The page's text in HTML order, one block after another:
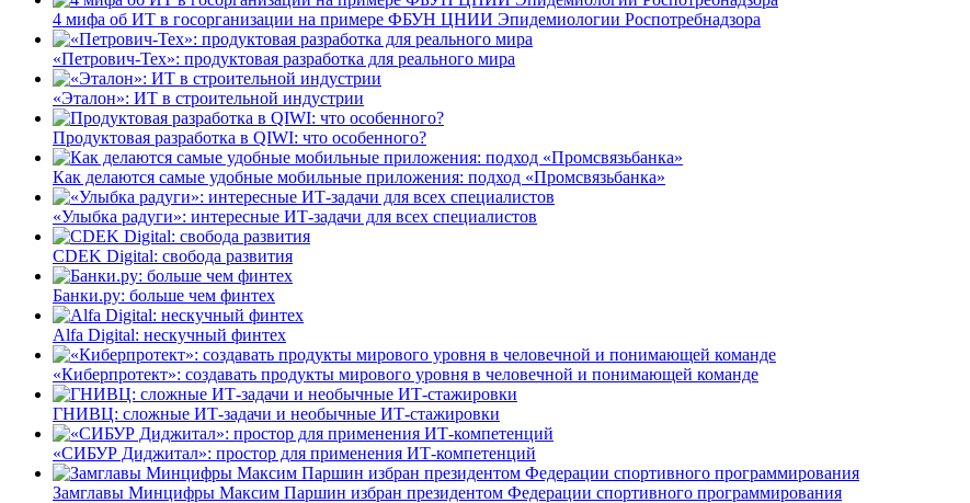
4 мифа об ИТ в госорганизации на примере ФБУН ЦНИИ Эпидемиологии Роспотребнадзора
«Петрович-Тех»: продуктовая разработка для реального мира
«Эталон»: ИТ в строительной индустрии
Продуктовая разработка в QIWI: что особенного?
Как делаются самые удобные мобильные приложения: подход «Промсвязьбанка»
«Улыбка радуги»: интересные ИТ-задачи для всех специалистов
CDEK Digital: свобода развития
Банки.ру: больше чем финтех
Alfa Digital: нескучный финтех
«Киберпротект»: создавать продукты мирового уровня в человечной и понимающей команде
ГНИВЦ: сложные ИТ‑задачи и необычные ИТ‑стажировки
«СИБУР Диджитал»: простор для применения ИТ-компетенций
Замглавы Минцифры Максим Паршин избран президентом Федерации спортивного программирования